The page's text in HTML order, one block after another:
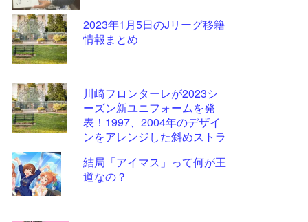
2023年1月5日のJリーグ移籍
情報まとめ
川崎フロンターレが2023シ
ーズン新ユニフォームを発
表！1997、2004年のデザイ
ンをアレンジした斜めストラ
結局「アイマス」って何が王
道なの？